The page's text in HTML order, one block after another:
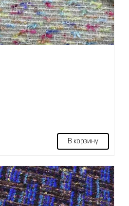
В корзину